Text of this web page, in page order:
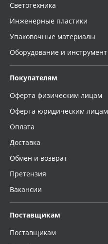
Светотехника
Инженерные пластики
Упаковочные материалы
Оборудование и инструмент
Покупателям
Оферта физическим лицам
Оферта юридическим лицам
Оплата
Доставка
Обмен и возврат
Претензия
Вакансии
Поставщикам
Поставщикам